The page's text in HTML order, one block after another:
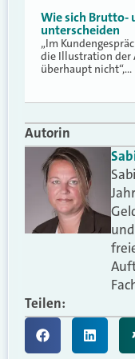
Wie sich Brutto-
unterscheiden
„Im
die Illustration der
überhaupt nicht“,…
Autorin
Teilen: